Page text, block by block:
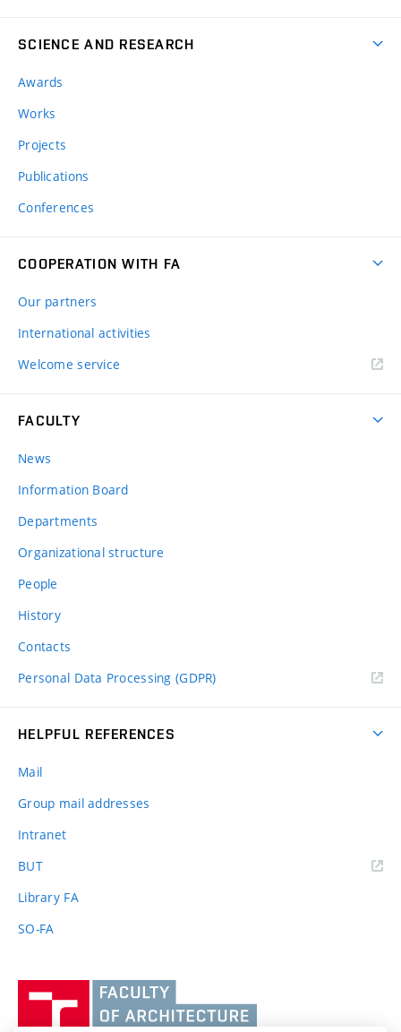
SCIENCE AND RESEARCH
Awards
Works
Projects
Publications
Conferences
COOPERATION WITH FA
Our partners
International activities
Welcome service
FACULTY
News
Information Board
Departments
Organizational structure
People
History
Contacts
Personal Data Processing (GDPR)
HELPFUL REFERENCES
Mail
Group mail addresses
Intranet
BUT(external
Library FA
SO-FA
učení